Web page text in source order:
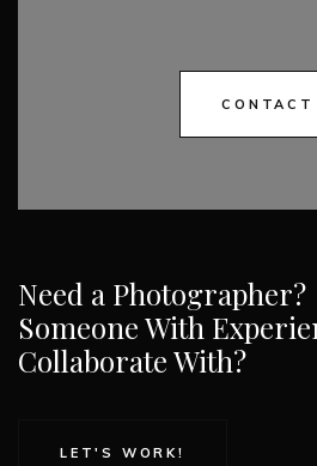
CONTACT
Need a Photographer?
Someone With
Collaborate With?
LET'S WORK!